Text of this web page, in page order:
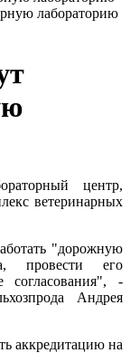
центр,
ветеринарных
"дорожную
провести его
согласования", -
Андрея
аккредитацию на